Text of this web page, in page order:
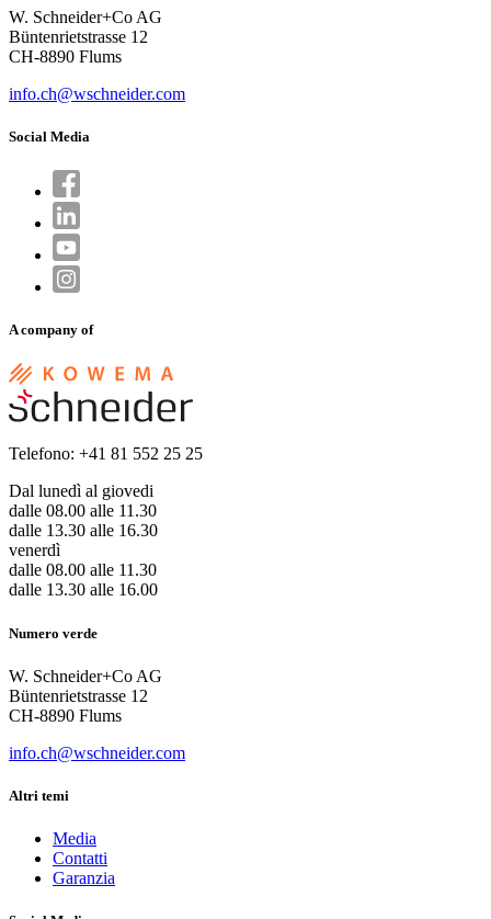
W. Schneider+Co AG
Büntenrietstrasse 12
CH-8890 Flums
info.ch@wschneider.com
Social Media
A company of
Telefono: +41 81 552 25 25
Dal lunedì al giovedi
dalle 08.00 alle 11.30
dalle 13.30 alle 16.30
venerdì
dalle 08.00 alle 11.30
dalle 13.30 alle 16.00
Numero verde
W. Schneider+Co AG
Büntenrietstrasse 12
CH-8890 Flums
info.ch@wschneider.com
Altri temi
Media
Contatti
Garanzia